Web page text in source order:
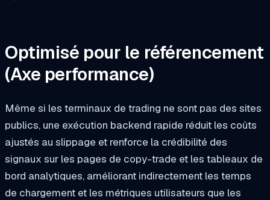
Optimisé pour le référencement
(Axe performance)
Même si les terminaux de trading ne sont pas des sites
publics, une exécution backend rapide réduit les coûts
ajustés au slippage et renforce la crédibilité des
signaux sur les pages de copy-trade et les tableaux de
bord analytiques, améliorant indirectement les temps
de chargement et les métriques utilisateurs que les